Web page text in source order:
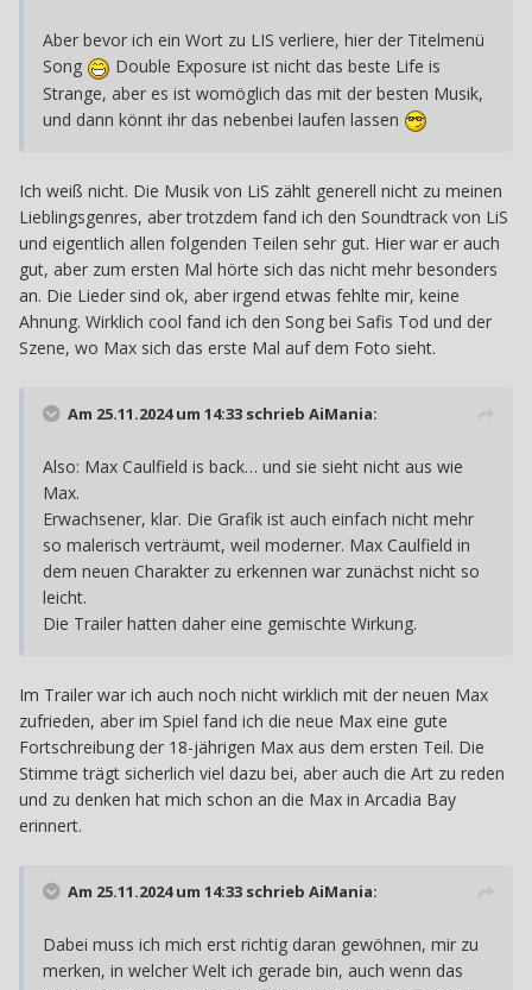
Aber bevor ich ein Wort zu LIS verliere, hier der Titelmenü
Song
Double Exposure ist nicht das beste Life is
Strange, aber es ist womöglich das mit der besten Musik,
und dann könnt ihr das nebenbei laufen lassen
Ich weiß nicht. Die Musik von LiS zählt generell nicht zu meinen
Lieblingsgenres, aber trotzdem fand ich den Soundtrack von LiS
und eigentlich allen folgenden Teilen sehr gut. Hier war er auch
gut, aber zum ersten Mal hörte sich das nicht mehr besonders
an. Die Lieder sind ok, aber irgend etwas fehlte mir, keine
Ahnung. Wirklich cool fand ich den Song bei Safis Tod und der
Szene, wo Max sich das erste Mal auf dem Foto sieht.
Am 25.11.2024 um 14:33 schrieb AiMania:
Also: Max Caulfield is back… und sie sieht nicht aus wie
Max.
Erwachsener, klar. Die Grafik ist auch einfach nicht mehr
so malerisch verträumt, weil moderner. Max Caulfield in
dem neuen Charakter zu erkennen war zunächst nicht so
leicht.
Die Trailer hatten daher eine gemischte Wirkung.
Im Trailer war ich auch noch nicht wirklich mit der neuen Max
zufrieden, aber im Spiel fand ich die neue Max eine gute
Fortschreibung der 18-jährigen Max aus dem ersten Teil. Die
Stimme trägt sicherlich viel dazu bei, aber auch die Art zu reden
und zu denken hat mich schon an die Max in Arcadia Bay
erinnert.
Am 25.11.2024 um 14:33 schrieb AiMania:
Dabei muss ich mich erst richtig daran gewöhnen, mir zu
merken, in welcher Welt ich gerade bin, auch wenn das